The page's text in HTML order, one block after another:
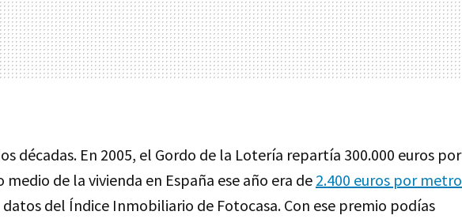
décadas. En 2005, el Gordo de la Lotería repartía 300.000 euros por
medio de la vivienda en España ese año era de 2.400 euros por metro
datos del Índice Inmobiliario de Fotocasa. Con ese premio podías